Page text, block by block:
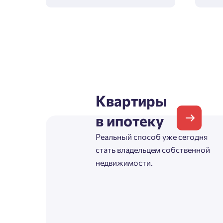
Квартиры
в ипотеку
Реальный способ уже сегодня
стать владельцем собственной
недвижимости.
Фамилия